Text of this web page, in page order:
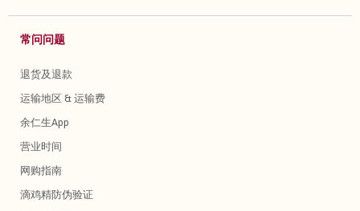
常问问题
退货及退款
运输地区 & 运输费
余仁生App
营业时间
网购指南
滴鸡精防伪验证